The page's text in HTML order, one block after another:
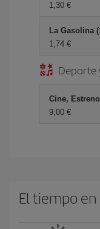
1,30 €
La Gasolina
1,74 €
Deporte
Cine,
9,00 €
El tiempo